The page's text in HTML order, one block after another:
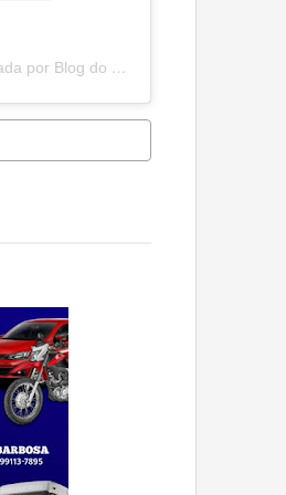
Uma publicação compartilhada por Blog do João Marcolino (@joaomarcolinoneto)